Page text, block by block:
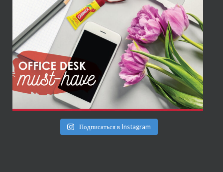
Подписаться в Instagram